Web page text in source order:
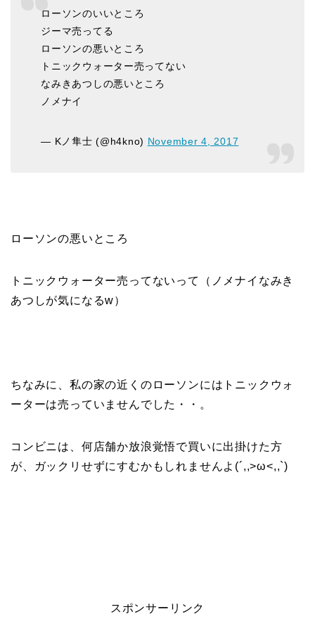
ローソンのいいところ
ジーマ売ってる
ローソンの悪いところ
トニックウォーター売ってない
なみきあつしの悪いところ
ノメナイ
— Kノ隼士 (@h4kno) November 4, 2017
ローソンの悪いところ
トニックウォーター売ってないって（ノメナイなみき
あつしが気になるw）
ちなみに、私の家の近くのローソンにはトニックウォ
ーターは売っていませんでした・・。
コンビニは、何店舗か放浪覚悟で買いに出掛けた方
が、ガックリせずにすむかもしれませんよ(´,,>ω<,,`)
スポンサーリンク